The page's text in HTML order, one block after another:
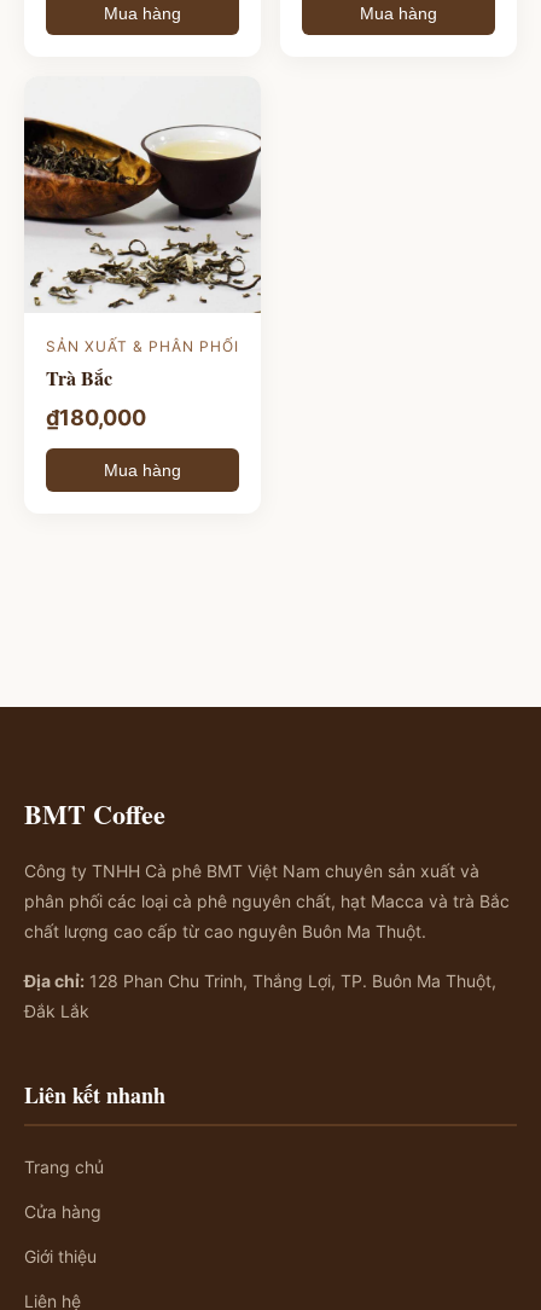
Mua hàng Mua hàng
SẢN XUẤT & PHÂN PHỐI
Trà Bắc
₫180,000
Mua hàng
BMT Coffee
Công ty TNHH Cà phê BMT Việt Nam chuyên sản xuất và
phân phối các loại cà phê nguyên chất, hạt Macca và trà Bắc
chất lượng cao cấp từ cao nguyên Buôn Ma Thuột.
Địa chỉ: 128 Phan Chu Trinh, Thắng Lợi, TP. Buôn Ma Thuột,
Đắk Lắk
Liên kết nhanh
Trang chủ
Cửa hàng
Giới thiệu
Liên hệ